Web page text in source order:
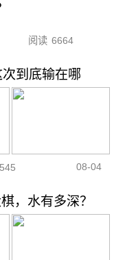
阅读 6664
到底输在哪
08-04
，水有多深？